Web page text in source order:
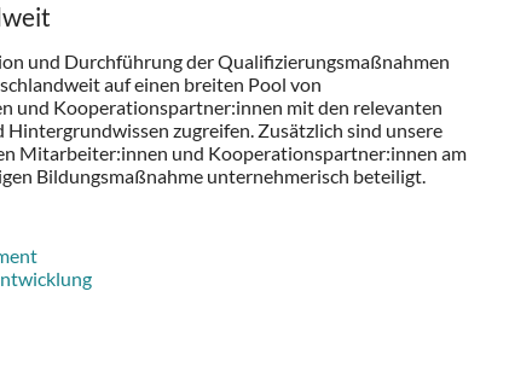
und Durchführung der Qualifizierungsmaßnahmen
auf einen breiten Pool von
und Kooperationspartner:innen mit den relevanten
Hintergrundwissen zugreifen. Zusätzlich sind unsere
Mitarbeiter:innen und Kooperationspartner:innen am
Bildungsmaßnahme unternehmerisch beteiligt.